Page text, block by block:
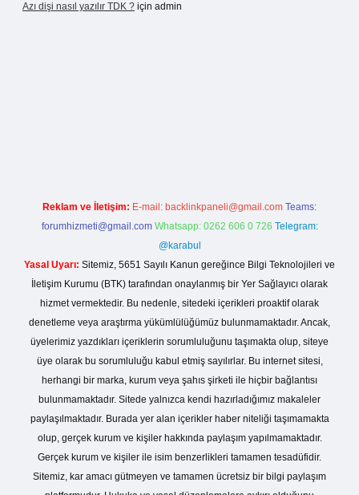
Azı dişi nasıl yazılır TDK ? için admin
Reklam ve İletişim: E-mail: backlinkpaneli@gmail.com Teams:
forumhizmeti@gmail.com Whatsapp: 0262 606 0 726 Telegram:
@karabul
Yasal Uyarı: Sitemiz, 5651 Sayılı Kanun gereğince Bilgi Teknolojileri ve
İletişim Kurumu (BTK) tarafından onaylanmış bir Yer Sağlayıcı olarak
hizmet vermektedir. Bu nedenle, sitedeki içerikleri proaktif olarak
denetleme veya araştırma yükümlülüğümüz bulunmamaktadır. Ancak,
üyelerimiz yazdıkları içeriklerin sorumluluğunu taşımakta olup, siteye
üye olarak bu sorumluluğu kabul etmiş sayılırlar. Bu internet sitesi,
herhangi bir marka, kurum veya şahıs şirketi ile hiçbir bağlantısı
bulunmamaktadır. Sitede yalnızca kendi hazırladığımız makaleler
paylaşılmaktadır. Burada yer alan içerikler haber niteliği taşımamakta
olup, gerçek kurum ve kişiler hakkında paylaşım yapılmamaktadır.
Gerçek kurum ve kişiler ile isim benzerlikleri tamamen tesadüfidir.
Sitemiz, kar amacı gütmeyen ve tamamen ücretsiz bir bilgi paylaşım